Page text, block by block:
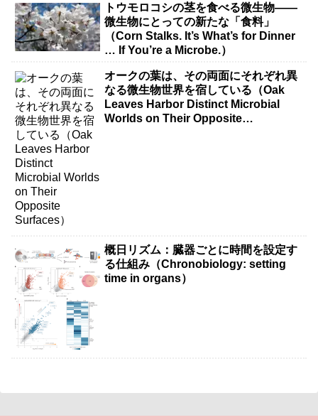
トウモロコシの茎を食べる微生物――
微生物にとっての新たな「食料」
（Corn Stalks. It’s What’s for Dinner
… If You’re a Microbe.）
オークの葉は、その両面にそれぞれ異
なる微生物世界を宿している（Oak
Leaves Harbor Distinct Microbial
Worlds on Their Opposite
概日リズム：臓器ごとに時間を設定す
る仕組み（Chronobiology: setting
time in organs）